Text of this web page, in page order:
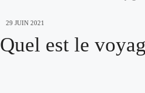
29 JUIN 2021
Quel est le